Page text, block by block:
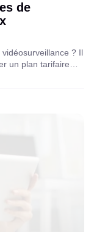
de
? Il
un plan tarifaire…